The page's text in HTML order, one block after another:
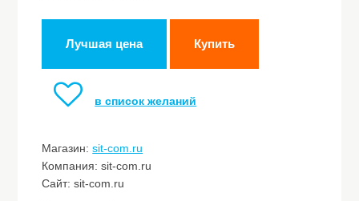
Лучшая цена Купить
в список желаний
Магазин:sit-com.ru
Компания: sit-com.ru
Сайт: sit-com.ru